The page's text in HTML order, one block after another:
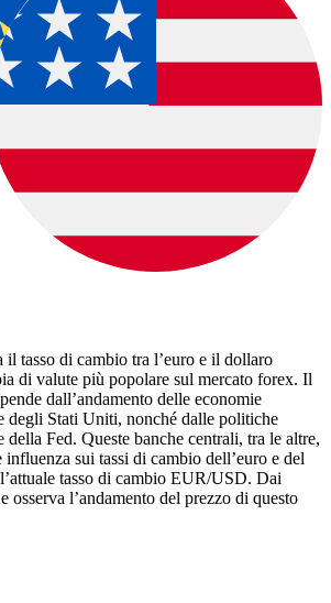
tasso di cambio tra l’euro e il dollaro
di valute più popolare sul mercato forex. Il
dall’andamento delle economie
degli Stati Uniti, nonché dalle politiche
Fed. Queste banche centrali, tra le altre,
influenza sui tassi di cambio dell’euro e del
tasso di cambio EUR/USD. Dai
osserva l’andamento del prezzo di questo